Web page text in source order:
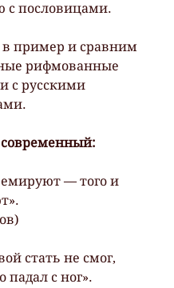
с пословицами.
пример и сравним
рифмованные
с русскими
падал с ног».